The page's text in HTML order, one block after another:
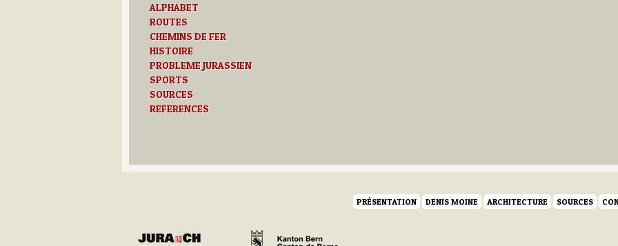
R
S
T
U
ALPHABET
ROUTES
CHEMINS DE FER
HISTOIRE
PROBLEME JURASSIEN
SPORTS
SOURCES
REFERENCES
PRÉSENTATION DENIS MOINE ARCHITECTURE SOURCES